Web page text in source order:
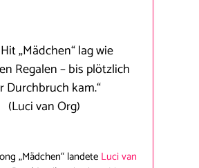
„Mädchen“ lag wie
Regalen – bis plötzlich
Durchbruch kam.“
(Luci van Org)
„Mädchen“ landeteLuci van